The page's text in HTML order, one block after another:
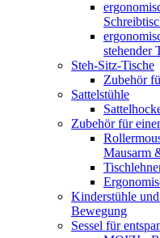
stehender
Steh-Sitz-Tische
Zubehör
Sattelstühle
Zubehör für
Mausarm
Kinderstühle
Bewegung
Sessel für